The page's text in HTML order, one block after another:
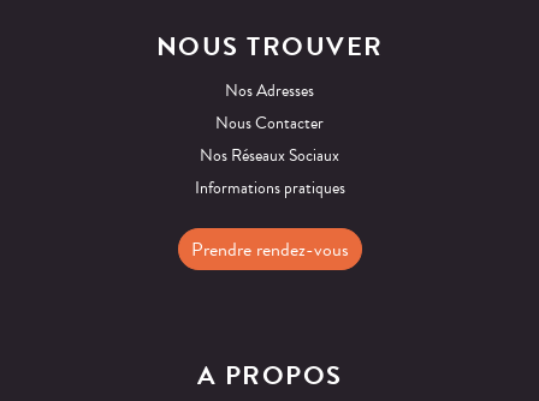
NOUS TROUVER
Nos Adresses
Nous Contacter
Nos Réseaux Sociaux
Informations pratiques
Prendre rendez-vous
A PROPOS